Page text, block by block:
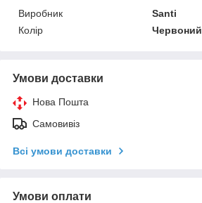
Виробник
Santi
Колір
Червоний
Умови доставки
Нова Пошта
Самовивіз
Всі умови доставки
Умови оплати